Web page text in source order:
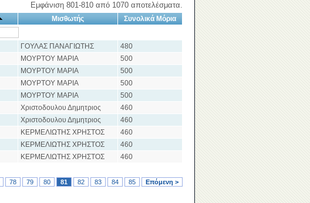
Εμφάνιση 801-810 από 1070 αποτελέσματα.
Μισθωτής Συνολικά Μόρια
ΓΟΥΛΑΣ ΠΑΝΑΓΙΩΤΗΣ
480
ΜΟΥΡΤΟΥ ΜΑΡΙΑ
500
ΜΟΥΡΤΟΥ ΜΑΡΙΑ
500
ΜΟΥΡΤΟΥ ΜΑΡΙΑ
500
ΜΟΥΡΤΟΥ ΜΑΡΙΑ
500
Χριστοδουλου Δημητριος
460
Χριστοδουλου Δημητριος
460
ΚΕΡΜΕΛΙΩΤΗΣ ΧΡΗΣΤΟΣ
460
ΚΕΡΜΕΛΙΩΤΗΣ ΧΡΗΣΤΟΣ
460
ΚΕΡΜΕΛΙΩΤΗΣ ΧΡΗΣΤΟΣ 460
78 79 80 81 82 83 84 85 Επόμενη >